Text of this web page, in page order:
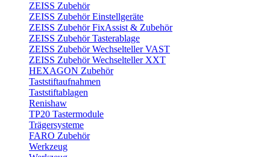
ZEISS Zubehör
ZEISS Zubehör Einstellgeräte
ZEISS Zubehör FixAssist & Zubehör
ZEISS Zubehör Tasterablage
ZEISS Zubehör Wechselteller VAST
ZEISS Zubehör Wechselteller XXT
HEXAGON Zubehör
Taststiftaufnahmen
Taststiftablagen
Renishaw
TP20 Tastermodule
Trägersysteme
FARO Zubehör
Werkzeug